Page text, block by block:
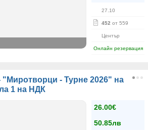
27.10
452 от 559
Център
Онлайн резервация
"Миротворци - Турне 2026" на
1 на НДК
26.00€
50.85лв